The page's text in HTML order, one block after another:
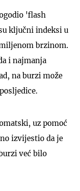
'flash
ključni indeksi u
brzinom.
i najmanja
na burzi može
uz pomoć
izvijestio da je
već bilo